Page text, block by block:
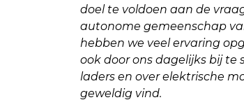
doel te voldoen aan de
autonome gemeenschap
hebben we veel ervaring
ook door ons dagelijks bij
laders en over elektrische
geweldig vind.